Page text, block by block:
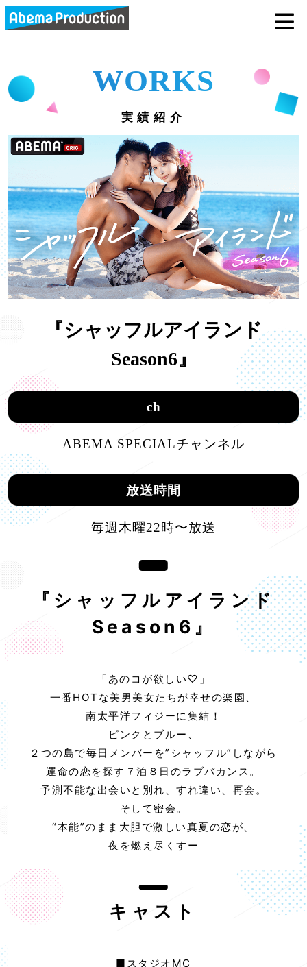
WORKS
実績紹介
『シャッフルアイランド
Season6』
ch
ABEMA SPECIALチャンネル
放送時間
毎週木曜22時〜放送
『シャッフルアイランド
Season6』
「あのコが欲しい♡」
一番HOTな美男美女たちが幸せの楽園、
南太平洋フィジーに集結！
ピンクとブルー、
２つの島で毎日メンバーを”シャッフル”しながら
運命の恋を探す７泊８日のラブバカンス。
予測不能な出会いと別れ、すれ違い、再会。
そして密会。
“本能”のまま大胆で激しい真夏の恋が、
夜を燃え尽くすー
キャスト
■スタジオMC